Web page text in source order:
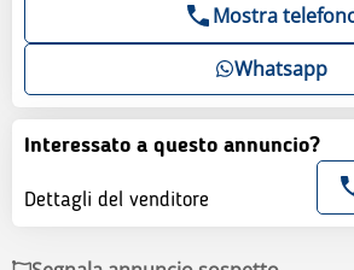
Mostra
Whatsapp
Interessato a questo annuncio?
Dettagli del venditore